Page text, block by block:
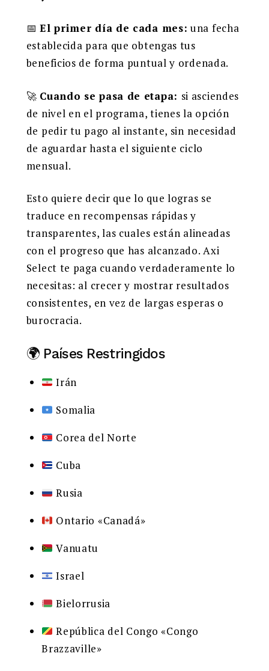
📅El primer día de cada mes: una fecha
establecida para que obtengas tus
beneficios de forma puntual y ordenada.
🚀 Cuando se pasa de etapa: si asciendes
de nivel en el programa, tienes la opción
de pedir tu pago al instante, sin necesidad
de aguardar hasta el siguiente ciclo
mensual.
Esto quiere decir que lo que logras se
traduce en recompensas rápidas y
transparentes, las cuales están alineadas
con el progreso que has alcanzado. Axi
Select te paga cuando verdaderamente lo
necesitas: al crecer y mostrar resultados
consistentes, en vez de largas esperas o
burocracia.
🌍 Países Restringidos
Irán
Somalia
Corea del Norte
Cuba
Rusia
Ontario «Canadá»
Vanuatu
Israel
Bielorrusia
República del Congo «Congo
Brazzaville»